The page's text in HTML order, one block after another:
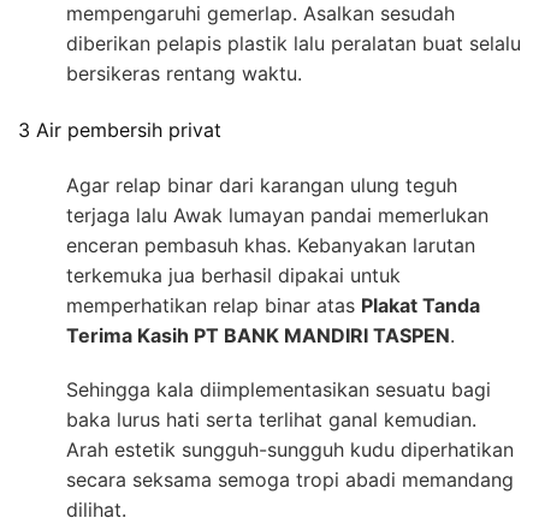
mempengaruhi gemerlap. Asalkan sesudah
diberikan pelapis plastik lalu peralatan buat selalu
bersikeras rentang waktu.
3 Air pembersih privat
Agar relap binar dari karangan ulung teguh
terjaga lalu Awak lumayan pandai memerlukan
enceran pembasuh khas. Kebanyakan larutan
terkemuka jua berhasil dipakai untuk
memperhatikan relap binar atas Plakat Tanda
Terima Kasih PT BANK MANDIRI TASPEN.
Sehingga kala diimplementasikan sesuatu bagi
baka lurus hati serta terlihat ganal kemudian.
Arah estetik sungguh-sungguh kudu diperhatikan
secara seksama semoga tropi abadi memandang
dilihat.